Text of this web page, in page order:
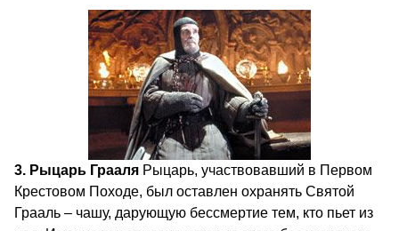
3. Рыцарь Грааля Рыцарь, участвовавший в Первом
Крестовом Походе, был оставлен охранять Святой
Грааль – чашу, дарующую бессмертие тем, кто пьет из